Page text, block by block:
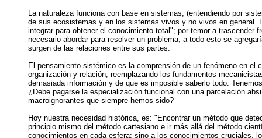
La naturaleza funciona con base en sistemas, (entendiendo por
de sus ecosistemas y en los sistemas vivos y no vivos en general.
integrar para obtener el conocimiento total"; por temor a
necesario abordar para resolver un problema; a todo esto se
surgen de las relaciones entre sus partes.
El pensamiento sistémico es la comprensión de un fenómeno en
organización y relación; reemplazando los fundamentos
demasiada información y de que es imposible saberlo todo.
¿Debe pagarse la especialización funcional con una parcelación
macroignorantes que siempre hemos sido?
Hoy nuestra necesidad histórica, es: "Encontrar un método que
principio mismo del método cartesiano e ir más allá del método
conocimientos en cada esfera; sino a los conocimientos cruciales,